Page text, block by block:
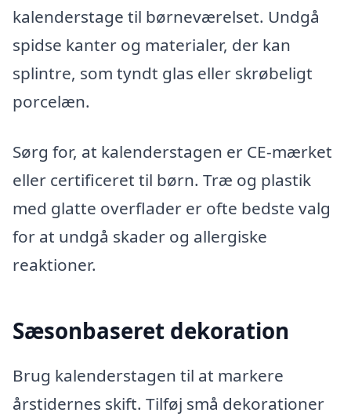
kalenderstage til børneværelset. Undgå
spidse kanter og materialer, der kan
splintre, som tyndt glas eller skrøbeligt
porcelæn.
Sørg for, at kalenderstagen er CE-mærket
eller certificeret til børn. Træ og plastik
med glatte overflader er ofte bedste valg
for at undgå skader og allergiske
reaktioner.
Sæsonbaseret dekoration
Brug kalenderstagen til at markere
årstidernes skift. Tilføj små dekorationer